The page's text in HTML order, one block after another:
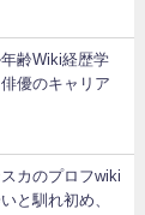
齢Wiki経歴学
優のキャリア
カのプロフwiki
と馴れ初め、